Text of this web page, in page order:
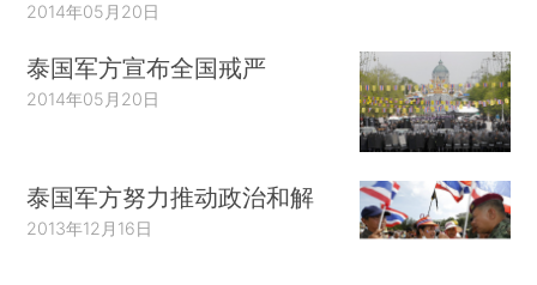
2014年05月20日
泰国军方宣布全国戒严
2014年05月20日
泰国军方努力推动政治和解
2013年12月16日